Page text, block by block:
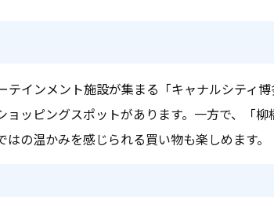
インメント施設が集まる「キャナルシティ
ッピングスポットがあります。一方で、「柳
の温かみを感じられる買い物も楽しめます。